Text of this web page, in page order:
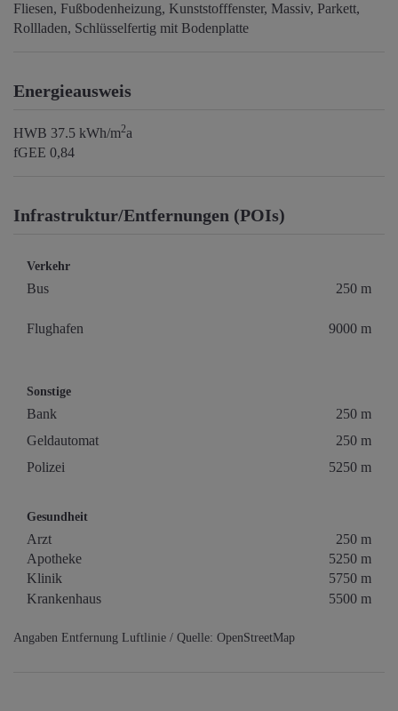
Fliesen Fußbodenheizung Kunststofffenster Massiv Parkett
Rollladen Schlüsselfertig mit Bodenplatte
Energieausweis
HWB 37.5 kWh/m2a
fGEE 0,84
Infrastruktur/Entfernungen (POIs)
Verkehr
Bus 250 m
Flughafen 9000 m
Sonstige
Bank
250 m
Geldautomat
250 m
Polizei
5250 m
Gesundheit
Arzt
250 m
Apotheke
5250 m
Klinik
5750 m
Krankenhaus
5500 m
Angaben Entfernung Luftlinie / Quelle: OpenStreetMap